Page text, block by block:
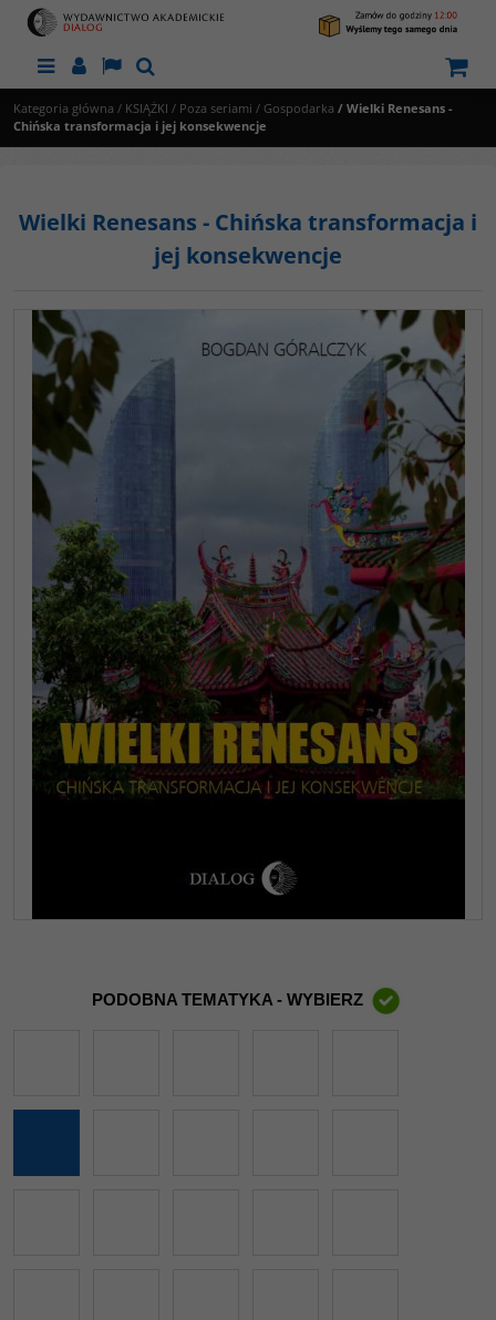
MenuPanelLangSzukaj
Kategoria główna / KSIĄŻKI / Poza seriami / Gospodarka / Wielki Renesans -
Chińska transformacja i jej konsekwencje
Wielki Renesans - Chińska transformacja i
jej konsekwencje
PODOBNA TEMATYKA - WYBIERZ